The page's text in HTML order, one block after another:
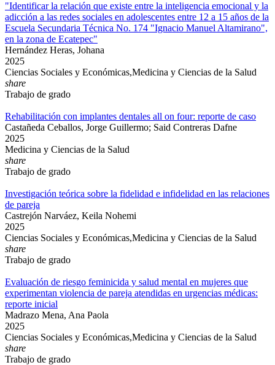
"Identificar la relación que existe entre la inteligencia emocional y la
adicción a las redes sociales en adolescentes entre 12 a 15 años de la
Escuela Secundaria Técnica No. 174 "Ignacio Manuel Altamirano",
en la zona de Ecatepec"
Hernández Heras, Johana
2025
Ciencias Sociales y Económicas,Medicina y Ciencias de la Salud
share
Trabajo de grado
Rehabilitación con implantes dentales all on four: reporte de caso
Castañeda Ceballos, Jorge Guillermo; Said Contreras Dafne
2025
Medicina y Ciencias de la Salud
share
Trabajo de grado
Investigación teórica sobre la fidelidad e infidelidad en las relaciones
de pareja
Castrejón Narváez, Keila Nohemi
2025
Ciencias Sociales y Económicas,Medicina y Ciencias de la Salud
share
Trabajo de grado
Evaluación de riesgo feminicida y salud mental en mujeres que
experimentan violencia de pareja atendidas en urgencias médicas:
reporte inicial
Madrazo Mena, Ana Paola
2025
Ciencias Sociales y Económicas,Medicina y Ciencias de la Salud
share
Trabajo de grado